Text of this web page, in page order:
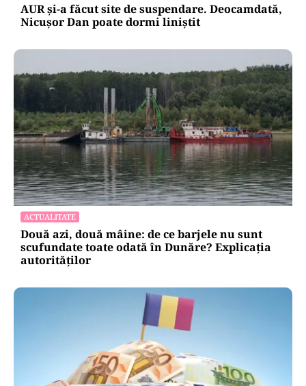
AUR și-a făcut site de suspendare. Deocamdată,
Nicușor Dan poate dormi liniștit
ACTUALITATE
Două azi, două mâine: de ce barjele nu sunt
scufundate toate odată în Dunăre? Explicația
autorităților